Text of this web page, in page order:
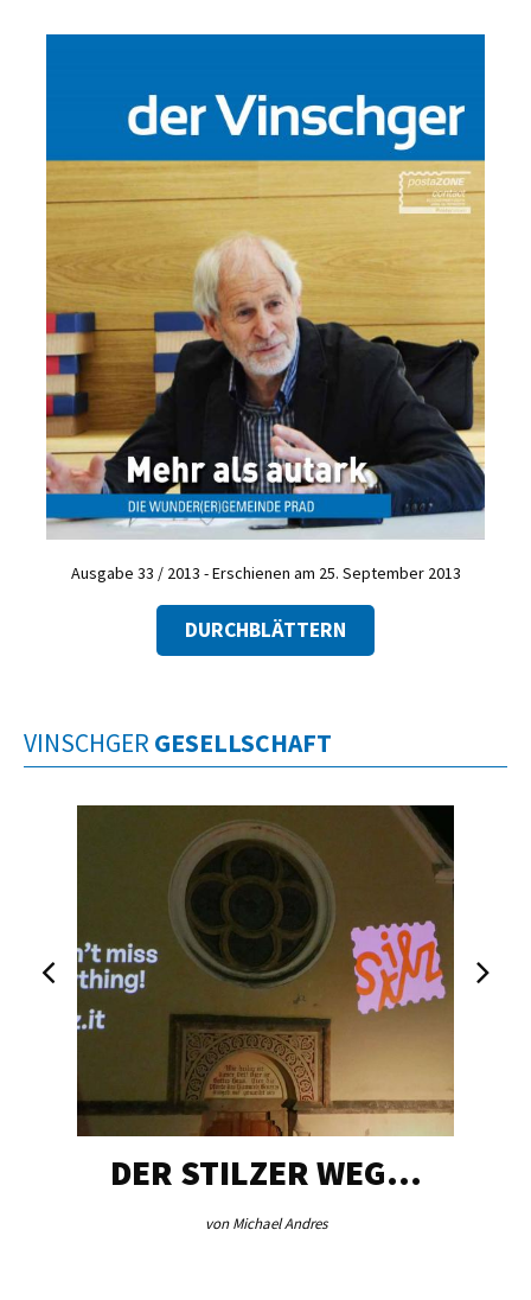
Ausgabe 33 / 2013 - Erschienen am 25. September 2013
DURCHBLÄTTERN
VINSCHGER GESELLSCHAFT
DER STILZER WEG…
von Michael Andres